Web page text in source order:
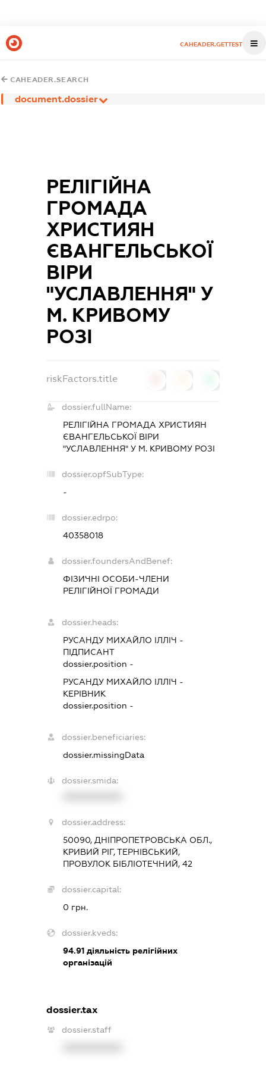
CAHEADER.GETTEST
CAHEADER.SEARCH
document.dossier
РЕЛІГІЙНА
ГРОМАДА
ХРИСТИЯН
ЄВАНГЕЛЬСЬКОЇ
ВІРИ
"УСЛАВЛЕННЯ" У
М. КРИВОМУ
РОЗІ
riskFactors.title
dossier.fullName:
РЕЛІГІЙНА ГРОМАДА ХРИСТИЯН
ЄВАНГЕЛЬСЬКОЇ ВІРИ
"УСЛАВЛЕННЯ" У М. КРИВОМУ РОЗІ
dossier.opfSubType:
-
dossier.edrpo:
40358018
dossier.foundersAndBenef:
ФІЗИЧНІ ОСОБИ-ЧЛЕНИ
РЕЛІГІЙНОЇ ГРОМАДИ
dossier.heads:
РУСАНДУ МИХАЙЛО ІЛЛІЧ -
ПІДПИСАНТ
dossier.position -
РУСАНДУ МИХАЙЛО ІЛЛІЧ -
КЕРІВНИК
dossier.position -
dossier.beneficiaries:
dossier.missingData
dossier.smida:
dossier.address:
50090, ДНІПРОПЕТРОВСЬКА ОБЛ.,
КРИВИЙ РІГ, ТЕРНІВСЬКИЙ,
ПРОВУЛОК БІБЛІОТЕЧНИЙ, 42
dossier.capital:
0 грн.
dossier.kveds:
94.91 діяльність релігійних
організацій
dossier.tax
dossier.staff